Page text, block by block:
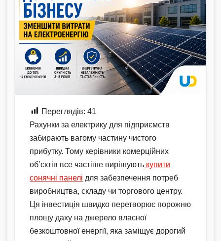
Переглядів: 41
Рахунки за електрику для підприємств
забирають вагому частину чистого
прибутку. Тому керівники комерційних
об’єктів все частіше вирішують купити
сонячні панелі для забезпечення потреб
виробництва, складу чи торгового центру.
Ця інвестиція швидко перетворює порожню
площу даху на джерело власної
безкоштовної енергії, яка заміщує дорогий